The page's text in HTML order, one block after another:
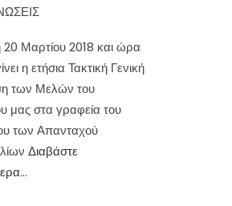
20 Μαρτίου 2018 και ώρα
η ετήσια Τακτική Γενική
των Μελών του
μας στα γραφεία του
των Απανταχού
Διαβάστε
...